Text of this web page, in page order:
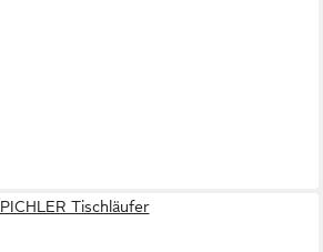
PICHLER Tischläufer